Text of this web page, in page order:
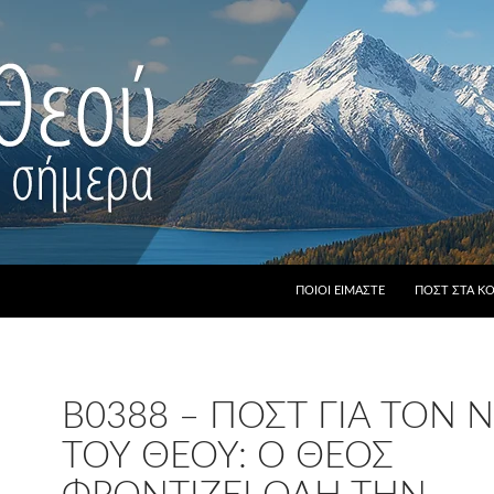
ΠΟΙΟΙ ΕΊΜΑΣΤΕ ΠΟΣΤ ΣΤΑ
B0388 – ΠΟΣΤ ΓΙΑ ΤΟΝ
ΤΟΥ ΘΕΟΎ: Ο ΘΕΌΣ